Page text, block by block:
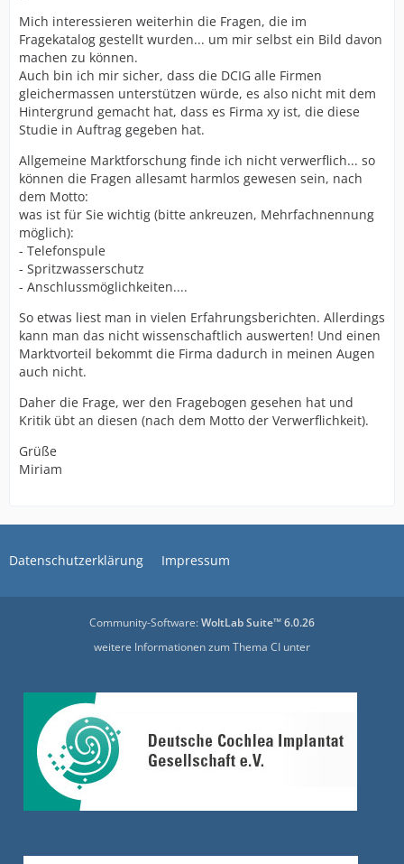
Mich interessieren weiterhin die Fragen, die im
Fragekatalog gestellt wurden... um mir selbst ein Bild davon
machen zu können.
Auch bin ich mir sicher, dass die DCIG alle Firmen
gleichermassen unterstützen würde, es also nicht mit dem
Hintergrund gemacht hat, dass es Firma xy ist, die diese
Studie in Auftrag gegeben hat.
Allgemeine Marktforschung finde ich nicht verwerflich... so
können die Fragen allesamt harmlos gewesen sein, nach
dem Motto:
was ist für Sie wichtig (bitte ankreuzen, Mehrfachnennung
möglich):
- Telefonspule
- Spritzwasserschutz
- Anschlussmöglichkeiten....
So etwas liest man in vielen Erfahrungsberichten. Allerdings
kann man das nicht wissenschaftlich auswerten! Und einen
Marktvorteil bekommt die Firma dadurch in meinen Augen
auch nicht.
Daher die Frage, wer den Fragebogen gesehen hat und
Kritik übt an diesen (nach dem Motto der Verwerflichkeit).
Grüße
Miriam
Datenschutzerklärung Impressum
Community-Software:WoltLab Suite™ 6.0.26
weitere Informationen zum Thema CI unter